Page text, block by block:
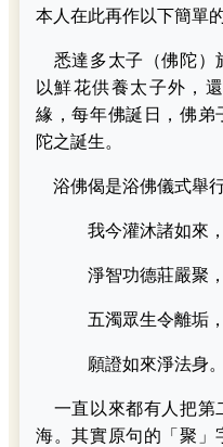
本人在此再作以下簡單的
悉達多太子（佛陀）
以鮮花供養太子外，
緣，每年佛誕日，佛弟
陀之誕生。
浴佛偈是浴佛儀式舉
我今灌沐諸如來，
淨智功德莊嚴聚，
五濁眾生令離垢，
願證如來淨法身。
一直以來都有人把第
海。其實原句的「聚」